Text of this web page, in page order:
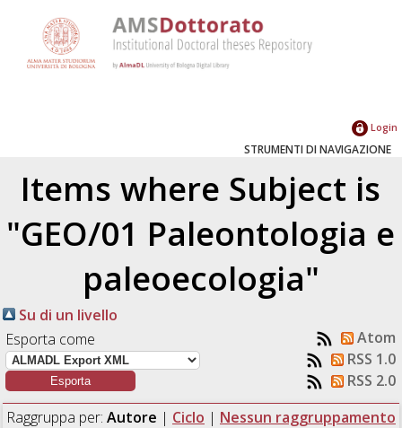
Login
STRUMENTI DI NAVIGAZIONE
Items where Subject is
"GEO/01 Paleontologia e
paleoecologia"
Su di un livello
Esporta come
Atom
RSS 1.0
RSS 2.0
Raggruppa per: Autore | Ciclo | Nessun raggruppamento